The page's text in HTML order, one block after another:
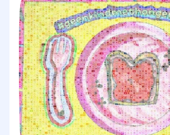
gaten opvullen om ze eten te
geven.”
zegt Hans Spekman,
Jeugdeducatiefonds dat het
Schoolmaaltijden samen met
Nederlandse Rode Kruis
“Schoolmaaltijden dragen bij
vergroten van
verminderen van
bevorderen van een